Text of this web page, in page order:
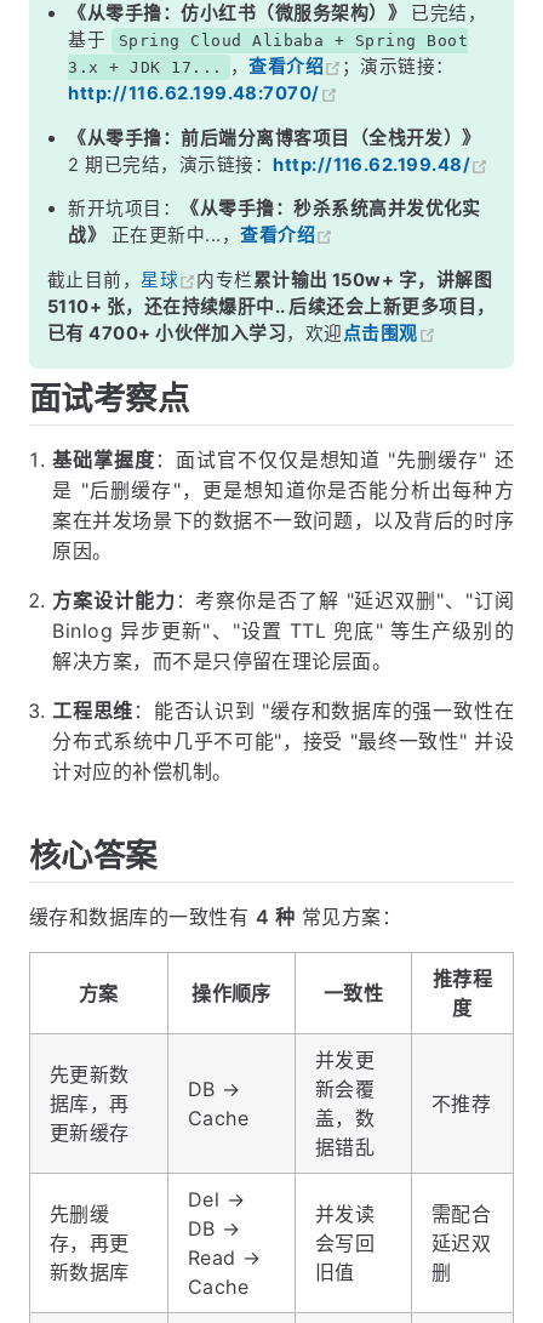
五、生产环境推荐方案
面试高频追问
记忆口诀
总结
《从零手撸：仿小红书（微服务架构）》
已完结，
基于
Spring Cloud Alibaba + Spring Boot
3.x + JDK 17...
，查看介绍
；演示链接：
http://116.62.199.48:7070/
《从零手撸：前后端分离博客项目（全栈开发）》
2 期已完结，演示链接：http://116.62.199.48/
新开坑项目：
《从零手撸：秒杀系统高并发优化实
战》
正在更新中...，查看介绍
截止目前， 星球 内专栏累计输出 150w+ 字，讲解图
5110+ 张，还在持续爆肝中.. 后续还会上新更多项目，
已有 4700+ 小伙伴加入学习，欢迎点击围观
面试考察点
基础掌握度 ：面试官不仅仅是想知道 "先删缓存" 还
是 "后删缓存"，更是想知道你是否能分析出每种方
案在并发场景下的数据不一致问题，以及背后的时序
原因。
方案设计能力 ：考察你是否了解 "延迟双删"、"订阅
Binlog 异步更新"、"设置 TTL 兜底" 等生产级别的
解决方案，而不是只停留在理论层面。
工程思维 ：能否认识到 "缓存和数据库的强一致性在
分布式系统中几乎不可能"，接受 "最终一致性" 并设
计对应的补偿机制。
核心答案
缓存和数据库的一致性有 4 种 常见方案：
方案 操作顺序 一致性
推荐程
度
先更新数
据库，再
更新缓存
DB →
Cache
并发更
新会覆
盖，数
据错乱
不推荐
先删缓
存，再更
新数据库
Del →
DB →
Read →
Cache
并发读
会写回
旧值
需配合
延迟双
删